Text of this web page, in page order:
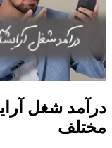
درآمد شغل
مختلف